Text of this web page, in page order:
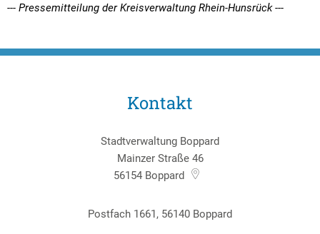
--- Pressemitteilung der Kreisverwaltung Rhein-Hunsrück ---
Kontakt
Stadtverwaltung Boppard
Mainzer Straße 46
56154 Boppard
Postfach 1661, 56140 Boppard